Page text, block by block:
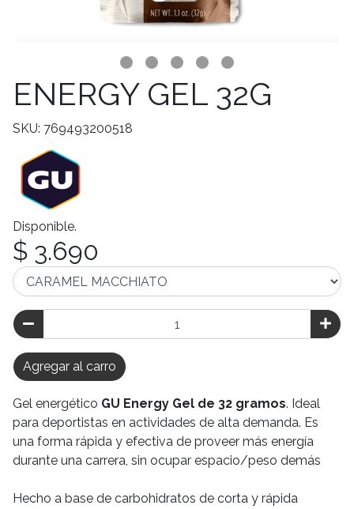
ENERGY GEL 32G
SKU: 769493200518
Disponible.
$ 3.690
Agregar al carro
Gel energético GU Energy Gel de 32 gramos. Ideal
para deportistas en actividades de alta demanda. Es
una forma rápida y efectiva de proveer más energía
durante una carrera, sin ocupar espacio/peso demás
Hecho a base de carbohidratos de corta y rápida